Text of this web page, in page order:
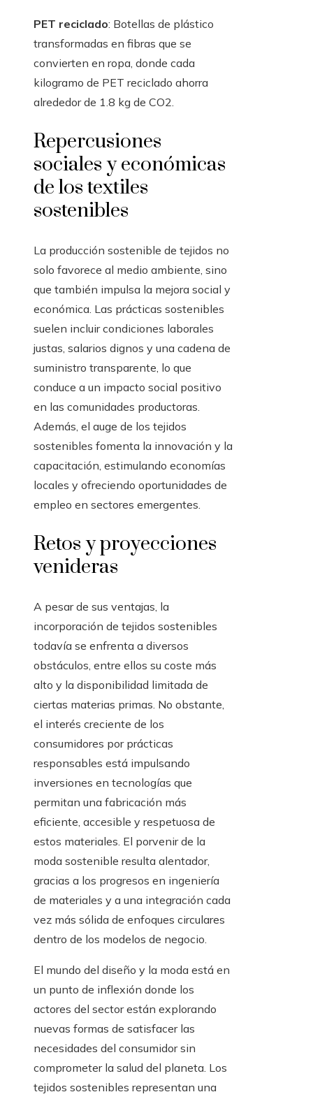
PET reciclado: Botellas de plástico
transformadas en fibras que se
convierten en ropa, donde cada
kilogramo de PET reciclado ahorra
alrededor de 1.8 kg de CO2.
Repercusiones
sociales y económicas
de los textiles
sostenibles
La producción sostenible de tejidos no
solo favorece al medio ambiente, sino
que también impulsa la mejora social y
económica. Las prácticas sostenibles
suelen incluir condiciones laborales
justas, salarios dignos y una cadena de
suministro transparente, lo que
conduce a un impacto social positivo
en las comunidades productoras.
Además, el auge de los tejidos
sostenibles fomenta la innovación y la
capacitación, estimulando economías
locales y ofreciendo oportunidades de
empleo en sectores emergentes.
Retos y proyecciones
venideras
A pesar de sus ventajas, la
incorporación de tejidos sostenibles
todavía se enfrenta a diversos
obstáculos, entre ellos su coste más
alto y la disponibilidad limitada de
ciertas materias primas. No obstante,
el interés creciente de los
consumidores por prácticas
responsables está impulsando
inversiones en tecnologías que
permitan una fabricación más
eficiente, accesible y respetuosa de
estos materiales. El porvenir de la
moda sostenible resulta alentador,
gracias a los progresos en ingeniería
de materiales y a una integración cada
vez más sólida de enfoques circulares
dentro de los modelos de negocio.
El mundo del diseño y la moda está en
un punto de inflexión donde los
actores del sector están explorando
nuevas formas de satisfacer las
necesidades del consumidor sin
comprometer la salud del planeta. Los
tejidos sostenibles representan una